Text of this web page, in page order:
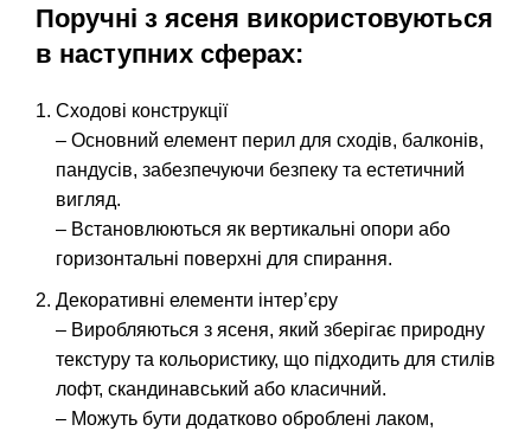
Поручні з ясеня використовуються
в наступних сферах:
Сходові конструкції
– Основний елемент перил для сходів, балконів,
пандусів, забезпечуючи безпеку та естетичний
вигляд.
– Встановлюються як вертикальні опори або
горизонтальні поверхні для спирання.
Декоративні елементи інтер’єру
– Виробляються з ясеня, який зберігає природну
текстуру та кольористику, що підходить для стилів
лофт, скандинавський або класичний.
– Можуть бути додатково оброблені лаком,